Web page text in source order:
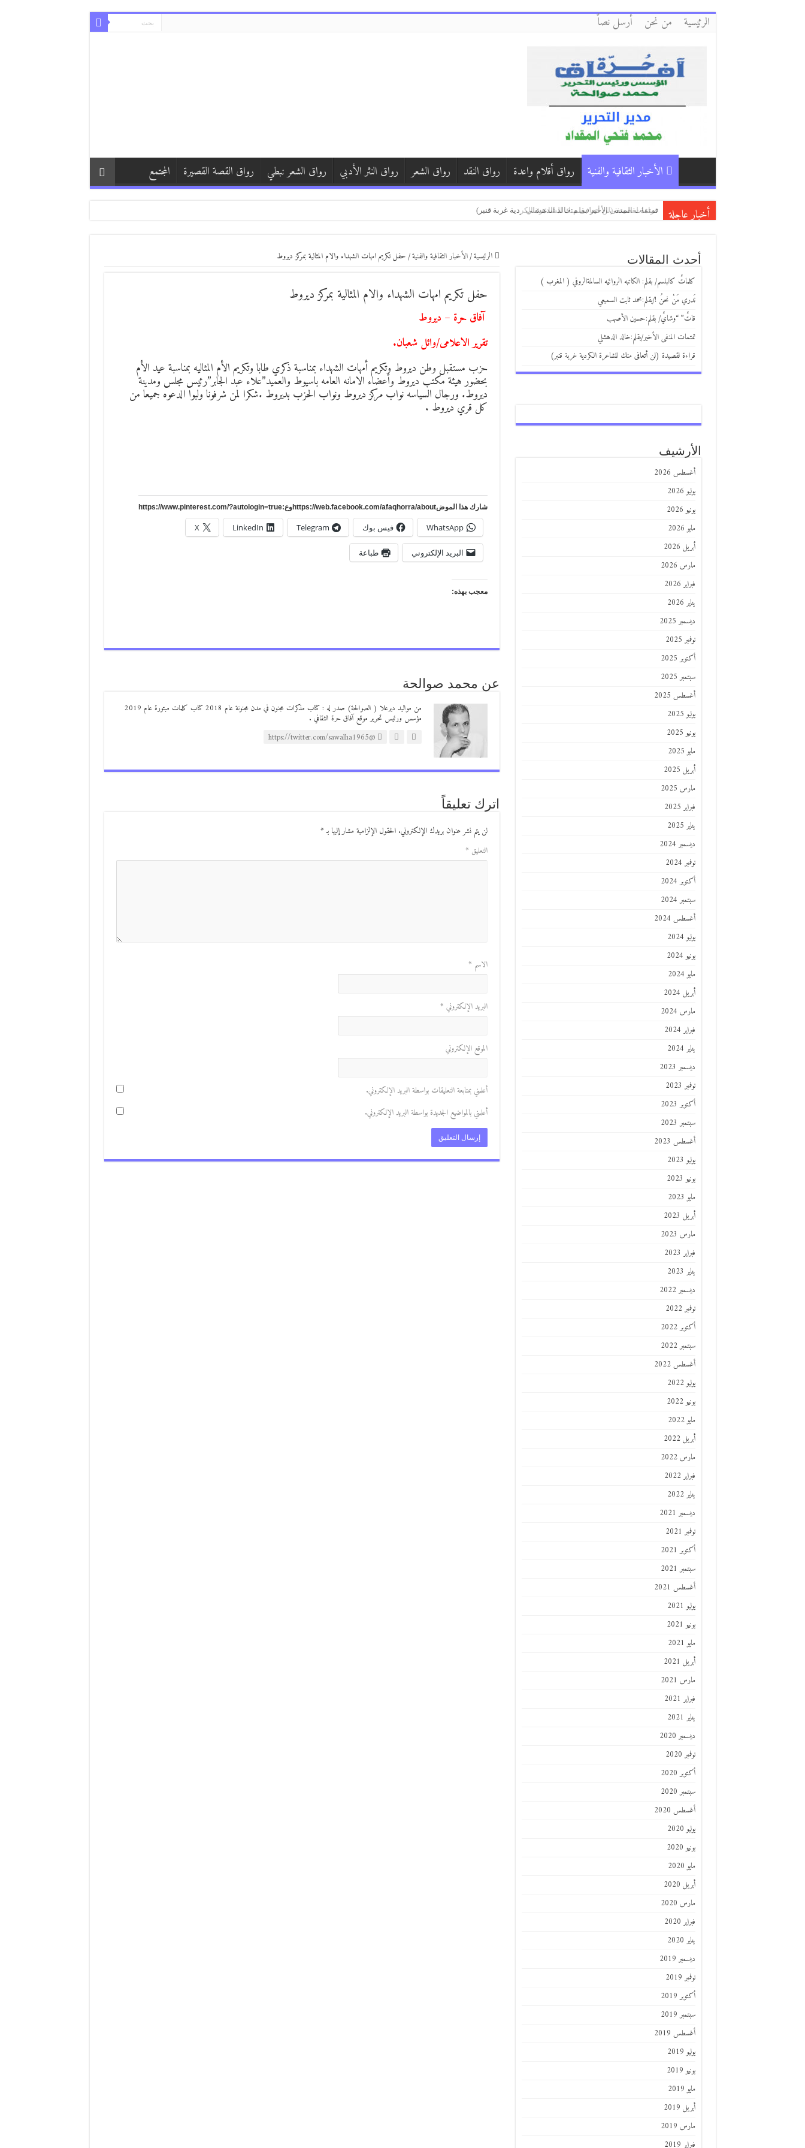
الرئيسية من نحن أرسل نصاً
الأخبار الثقافية والفنية رواق أقلام واعدة رواق النقد رواق الشعر رواق النثر الأدبي رواق الشعر نبطي رواق القصة القصيرة المجتمع
أخبار عاجلة قراءة لقصيدة (لن أتعافى منك للشاعرة الكردية غربة قنبر)
دمشق وأبي وأنا/ بقلم:فاطمة حرفوش ( سوريا )
كفّي/بقلم:زكي العلي ( العراق )
الرئيسية/الأخبار الثقافية والفنية/حفل تكريم امهات الشهداء والام المثالية بمركز ديروط
حفل تكريم امهات الشهداء والام المثالية بمركز ديروط
آفاق حرة – ديروط
تقرير الاعلامى/وائل شعبان.
حزب مستقبل وطن ديروط وتكريم أمهات الشهداء بمناسبة ذكري طابا وتكريم الأم المثاليه بمناسبة عيد الأم
بحضور هيئة مكتب ديروط وأعضاء الامانه العامه باسيوط والعميد”علاء عبد الجابر”رئيس مجلس ومدينة
ديروط. ورجال السياسه نواب مركز ديروط ونواب الحزب بديروط .شكرا لمن شرفونا ولبوا الدعوه جميعا من
كل قري ديروط .
شارك هذا الموضhttps://web.facebook.com/afaqhorra/aboutوع:https://www.pinterest.com/?autologin=true
WhatsApp فيس بوك Telegram
LinkedIn
X
البريد الإلكتروني طباعة
معجب بهذه:
عن محمد صوالحة
من مواليد ديرعلا ( الصوالحة) صدر له : كتاب مذكرات مجنون في مدن مجنونة عام 2018 كتاب كلمات مبتورة عام 2019
مؤسس ورئيس تحرير موقع آفاق حرة الثقافي .
@https://twitter.com/sawalha1965
اترك تعليقاً
لن يتم نشر عنوان بريدك الإلكتروني. الحقول الإلزامية مشار إليها بـ*
التعليق *
الاسم *
البريد الإلكتروني *
الموقع الإلكتروني
أعلمني بمتابعة التعليقات بواسطة البريد الإلكتروني.
أعلمني بالمواضيع الجديدة بواسطة البريد الإلكتروني.
أحدث المقالات
كلماتٌ كالبلسم/ بقلم: الكاتبه الروائيه السالمةالروفي ( المغرب )
نَدري مَنْ نحنُ !/بقلم:محمد ثابت السميعي
قاتٌ” “وشايٌ/ بقلم:حسين الأصهب
تمتمات المنفى الأخير/بقلم:خالد الدهشلي
قراءة لقصيدة (لن أتعافى منك للشاعرة الكردية غربة قنبر)
الأرشيف
أغسطس 2026
يوليو 2026
يونيو 2026
مايو 2026
أبريل 2026
مارس 2026
فبراير 2026
يناير 2026
ديسمبر 2025
نوفمبر 2025
أكتوبر 2025
سبتمبر 2025
أغسطس 2025
يوليو 2025
يونيو 2025
مايو 2025
أبريل 2025
مارس 2025
فبراير 2025
يناير 2025
ديسمبر 2024
نوفمبر 2024
أكتوبر 2024
سبتمبر 2024
أغسطس 2024
يوليو 2024
يونيو 2024
مايو 2024
أبريل 2024
مارس 2024
فبراير 2024
يناير 2024
ديسمبر 2023
نوفمبر 2023
أكتوبر 2023
سبتمبر 2023
أغسطس 2023
يوليو 2023
يونيو 2023
مايو 2023
أبريل 2023
مارس 2023
فبراير 2023
يناير 2023
ديسمبر 2022
نوفمبر 2022
أكتوبر 2022
سبتمبر 2022
أغسطس 2022
يوليو 2022
يونيو 2022
مايو 2022
أبريل 2022
مارس 2022
فبراير 2022
يناير 2022
ديسمبر 2021
نوفمبر 2021
أكتوبر 2021
سبتمبر 2021
أغسطس 2021
يوليو 2021
يونيو 2021
مايو 2021
أبريل 2021
مارس 2021
فبراير 2021
يناير 2021
ديسمبر 2020
نوفمبر 2020
أكتوبر 2020
سبتمبر 2020
أغسطس 2020
يوليو 2020
يونيو 2020
مايو 2020
أبريل 2020
مارس 2020
فبراير 2020
يناير 2020
ديسمبر 2019
نوفمبر 2019
أكتوبر 2019
سبتمبر 2019
أغسطس 2019
يوليو 2019
يونيو 2019
مايو 2019
أبريل 2019
مارس 2019
فبراير 2019